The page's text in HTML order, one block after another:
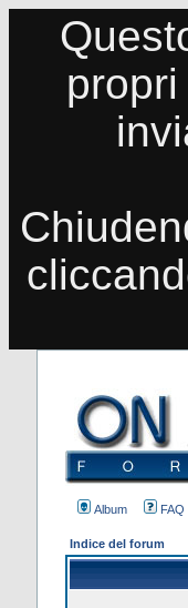
Album FAQ
Indice del forum